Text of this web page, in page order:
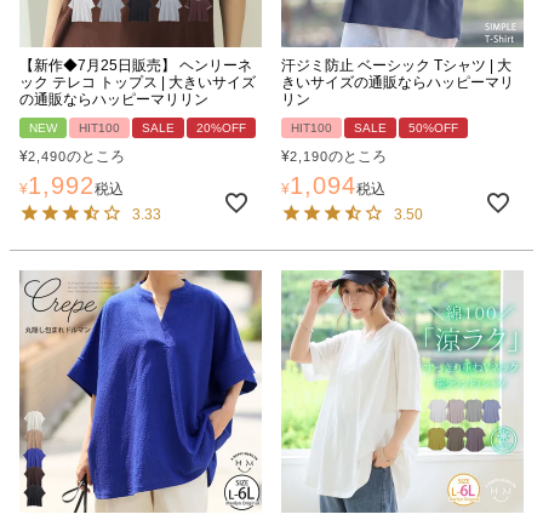
【新作◆7月25日販売】 ヘンリーネ
ック テレコ トップス | 大きいサイズ
の通販ならハッピーマリリン
NEW HIT100 SALE 20%OFF
¥2,490のところ
¥1,992税込
3.33
汗ジミ防止 ベーシック Tシャツ | 大
きいサイズの通販ならハッピーマリ
リン
HIT100 SALE 50%OFF
¥2,190のところ
¥1,094税込
3.50